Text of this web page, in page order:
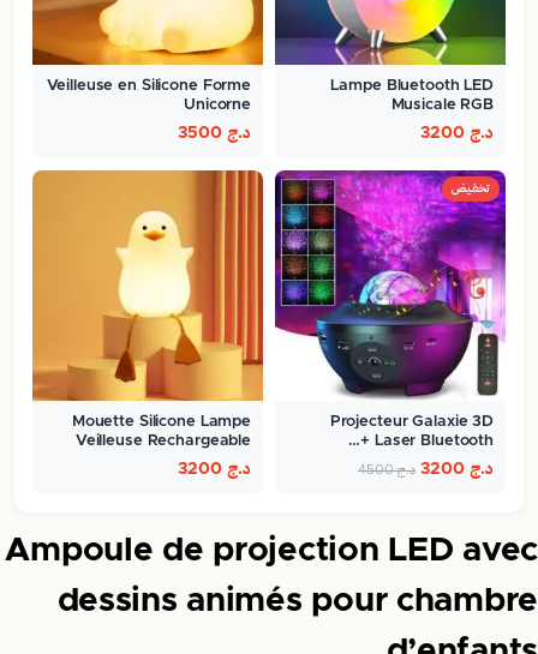
Lampe Bluetooth LED
Musicale RGB
د.ج
Veilleuse en Silicone Forme
Unicorne
د.ج
تخفيض
Projecteur Galaxie 3D
Laser Bluetooth +…
د.ج د.ج4500
Mouette Silicone Lampe
Veilleuse Rechargeable
Pour…
د.ج
Ampoule de projection LED avec
dessins animés pour chambre